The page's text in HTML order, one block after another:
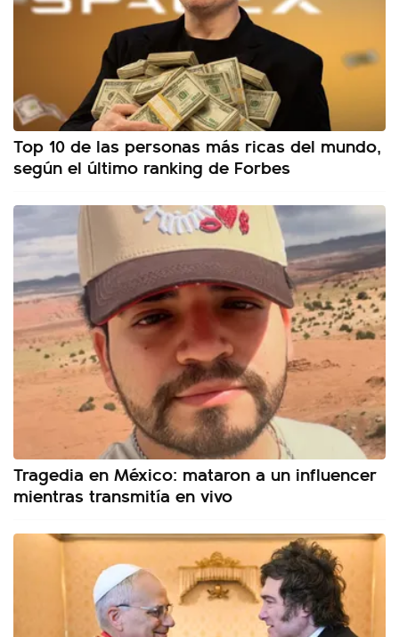
Top 10 de las personas más ricas del mundo,
según el último ranking de Forbes
Tragedia en México: mataron a un influencer
mientras transmitía en vivo